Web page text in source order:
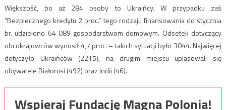
Większość, bo aż 284 osoby to Ukraińcy. W przypadku zaś
“Bezpiecznego kredytu 2 proc.” tego rodzaju finansowania do stycznia
br. udzielono 64 089 gospodarstwom domowym. Odsetek dotyczący
obcokrajowców wynosił 4,7 proc. – takich sytuacji było 3044. Najwięcej
dotyczyło Ukraińców (2215), na drugim miejscu uplasowali się
obywatele Białorusi (492) oraz Indii (46).
Wspieraj Fundację Magna Polonia!